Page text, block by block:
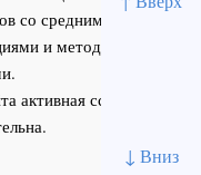
↓ Вниз
со средним и высшим
и методическими
активная ссылка на